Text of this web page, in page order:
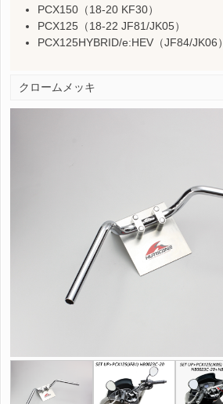
PCX150（18-20 KF30）
PCX125（18-22 JF81/JK05）
PCX125HYBRID/e:HEV（JF84/JK06）
クロームメッキ